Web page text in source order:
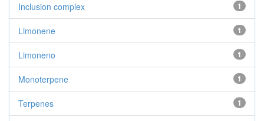
1
Inclusion complex
1
Limonene
1
Limoneno
1
Monoterpene
1
Terpenes